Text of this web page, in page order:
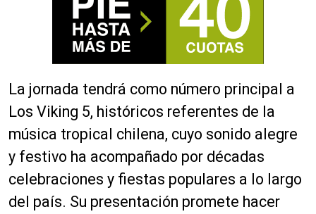
La jornada tendrá como número principal a
Los Viking 5, históricos referentes de la
música tropical chilena, cuyo sonido alegre
y festivo ha acompañado por décadas
celebraciones y fiestas populares a lo largo
del país. Su presentación promete hacer